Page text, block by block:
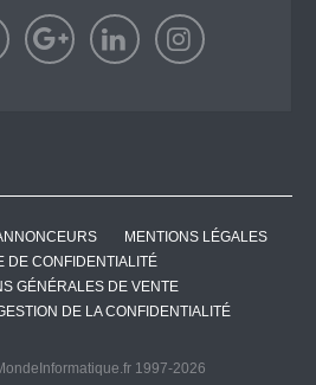
MENTIONS LÉGALES
DE CONFIDENTIALITÉ
GÉNÉRALES DE VENTE
DE LA CONFIDENTIALITÉ
1997-2026